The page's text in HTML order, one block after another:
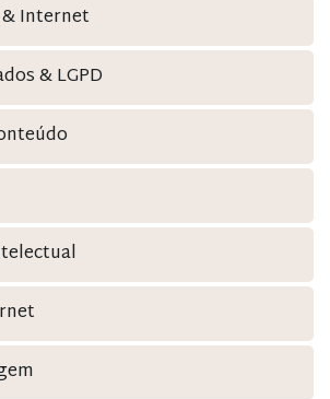
Internet
& LGPD